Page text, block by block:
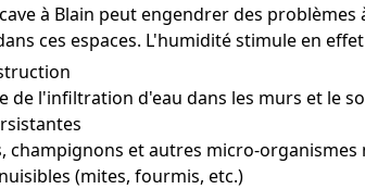
à Blain peut engendrer des
ces espaces. L'humidité stimule en
de l'infiltration d'eau dans les murs et le
champignons et autres micro-
(mites, fourmis, etc.)